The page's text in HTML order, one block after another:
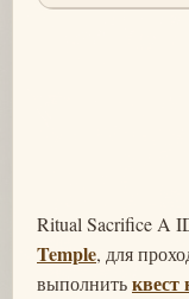
Ritual Sacrifice A
Temple, для
выполнитьквест